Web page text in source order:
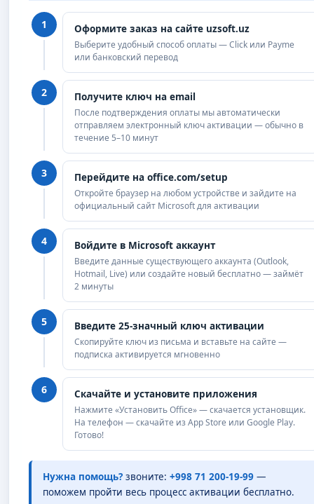
1 Оформите заказ на сайте uzsoft.uz
Выберите удобный способ оплаты — Click или Payme
или банковский перевод
2 Получите ключ на email
После подтверждения оплаты мы автоматически
отправляем электронный ключ активации — обычно в
течение 5–10 минут
3 Перейдите на office.com/setup
Откройте браузер на любом устройстве и зайдите на
официальный сайт Microsoft для активации
4 Войдите в Microsoft аккаунт
Введите данные существующего аккаунта (Outlook,
Hotmail, Live) или создайте новый бесплатно — займёт
2 минуты
5 Введите 25-значный ключ активации
Скопируйте ключ из письма и вставьте на сайте —
подписка активируется мгновенно
6 Скачайте и установите приложения
Нажмите «Установить Office» — скачается установщик.
На телефон — скачайте из App Store или Google Play.
Готово!
Нужна помощь? звоните: +998 71 200-19-99 —
поможем пройти весь процесс активации бесплатно.